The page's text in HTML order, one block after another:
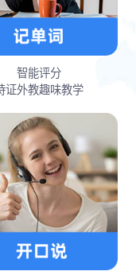
智能评分
证外教趣味教学